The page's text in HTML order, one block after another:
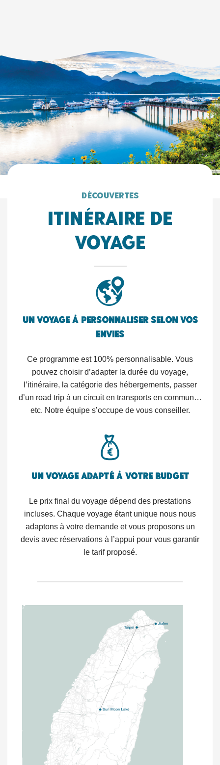
Découvertes
Itinéraire de
voyage
Un voyage à personnaliser selon vos
envies
Ce programme est 100% personnalisable. Vous
pouvez choisir d’adapter la durée du voyage,
l’itinéraire, la catégorie des hébergements, passer
d’un road trip à un circuit en transports en commun…
etc. Notre équipe s’occupe de vous conseiller.
Un voyage adapté à votre budget
Le prix final du voyage dépend des prestations
incluses. Chaque voyage étant unique nous nous
adaptons à votre demande et vous proposons un
devis avec réservations à l’appui pour vous garantir
le tarif proposé.